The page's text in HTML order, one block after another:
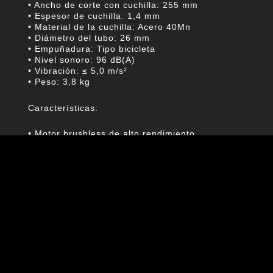
• Ancho de corte con cuchilla: 255 mm
• Espesor de cuchilla: 1,4 mm
• Material de la cuchilla: Acero 40Mn
• Diámetro del tubo: 26 mm
• Empuñadura: Tipo bicicleta
• Nivel sonoro: 96 dB(A)
• Vibración: ≤ 5,0 m/s²
• Peso: 3,8 kg
Características:
• Motor brushless de alto rendimiento